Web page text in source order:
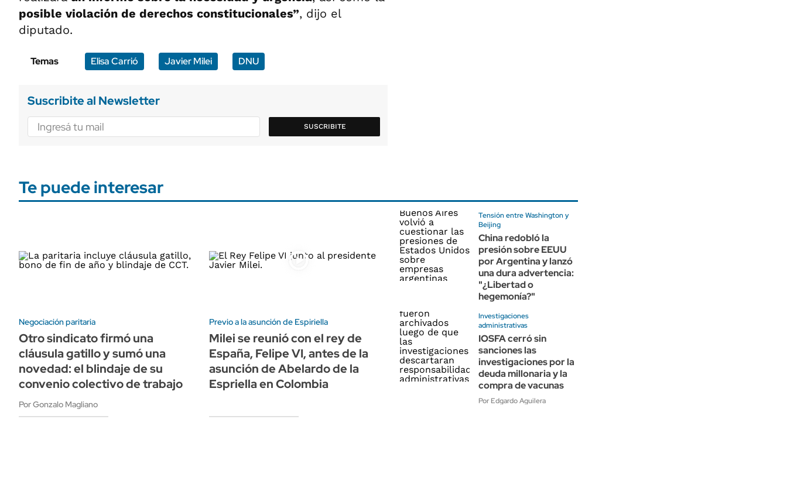
posible violación de derechos constitucionales”, dijo el
diputado.
Temas Elisa Carrió Javier Milei DNU
Suscribite al Newsletter
SUSCRIBITE
Te puede interesar
Negociación paritaria
Otro sindicato firmó una
cláusula gatillo y sumó una
novedad: el blindaje de su
convenio colectivo de trabajo
Por Gonzalo Magliano
Previo a la asunción de Espiriella
Milei se reunió con el rey de
España, Felipe VI, antes de la
asunción de Abelardo de la
Espriella en Colombia
Tensión entre Washington y
Beijing
China redobló la
presión sobre EEUU
por Argentina y lanzó
una dura advertencia:
"¿Libertad o
hegemonía?"
Investigaciones
administrativas
IOSFA cerró sin
sanciones las
investigaciones por la
deuda millonaria y la
compra de vacunas
Por Edgardo Aguilera